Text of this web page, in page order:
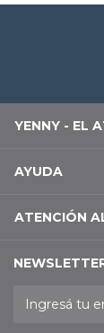
YENNY - EL
AYUDA
ATENCIÓN